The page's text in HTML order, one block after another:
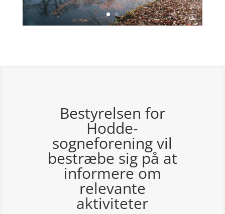
Bestyrelsen for
Hodde-
sogneforening vil
bestræbe sig på at
informere om
relevante
aktiviteter